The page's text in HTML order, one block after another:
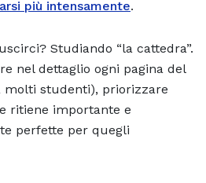
più intensamente.
Studiando “la cattedra”.
nel dettaglio ogni pagina del
molti studenti), priorizzare
ritiene importante e
perfette per quegli